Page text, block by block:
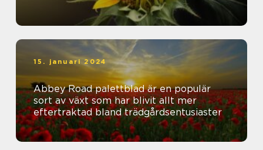
15. januari 2024
Abbey Road palettblad är en populär
sort av växt som har blivit allt mer
eftertraktad bland trädgårdsentusiaster